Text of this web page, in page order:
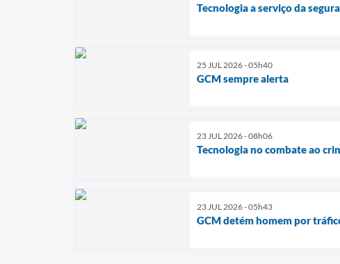
Tecnologia a serviço da
25 JUL 2026 - 05h40
GCM sempre alerta
23 JUL 2026 - 08h06
Tecnologia no combate ao
23 JUL 2026 - 05h43
GCM detém homem por